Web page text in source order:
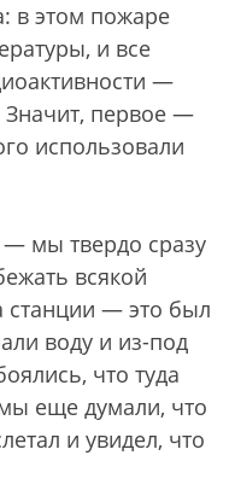
в этом пожаре
и все
—
Значит, первое —
использовали
мы твердо сразу
всякой
станции — это был
воду и из-под
что туда
еще думали, что
и увидел, что